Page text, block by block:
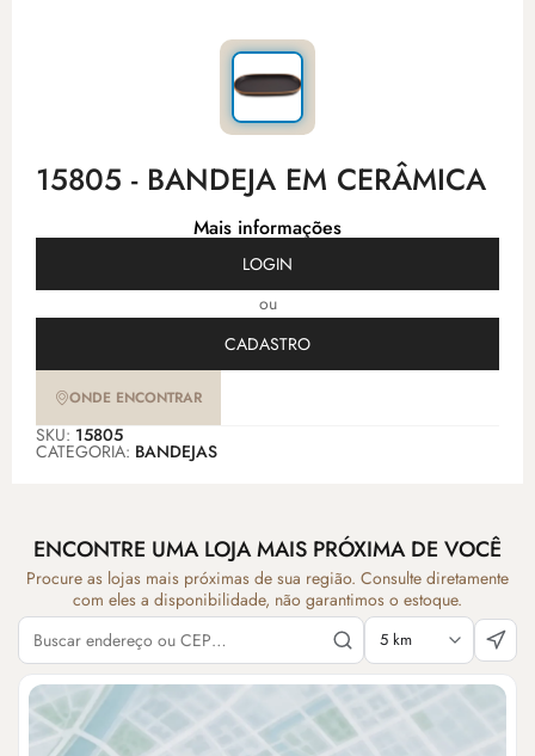
15805 - BANDEJA EM CERÂMICA
Mais informações
LOGIN
ou
CADASTRO
ONDE ENCONTRAR
SKU: 15805
CATEGORIA: BANDEJAS
ENCONTRE UMA LOJA MAIS PRÓXIMA DE VOCÊ
Procure as lojas mais próximas de sua região. Consulte diretamente
com eles a disponibilidade, não garantimos o estoque.